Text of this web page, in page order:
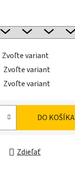
Zvoľte variant
Zvoľte variant
Zvoľte variant
DO KOŠÍKA
Zdieľať